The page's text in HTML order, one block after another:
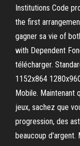
Institutions Code
the first
gagner sa vie of
with Dependent
télécharger.
1152x864
Mobile. Maintenant
jeux, sachez que
progression, des
beaucoup d'argent.